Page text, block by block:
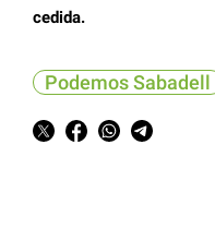
cedida.
Podemos Sabadell